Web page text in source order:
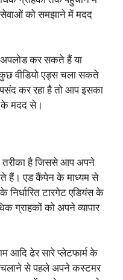
को समझाने में मदद
अपलोड कर सकते हैं या
वीडियो एड्स चला सकते
कर रहा है तो आप इसका
के मदद से।
है जिससे आप अपने
हैं। एड कैंपेन के माध्यम से
टारगेट एडियंस के
को अपने व्यापार
आदि ढेर सारे प्लेटफार्म के
से पहले अपने कस्टमर